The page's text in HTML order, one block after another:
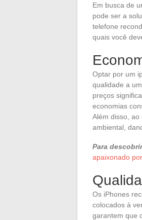
Em busca de
pode ser a
telefone
quais você
Optar por um
qualidade a
preços
economias
Além disso,
ambiental,
Para
apaixonado
Os iPhones
colocados à
garantem que